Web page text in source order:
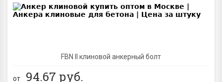
FBN II клиновой анкерный болт
от 94.67 руб.